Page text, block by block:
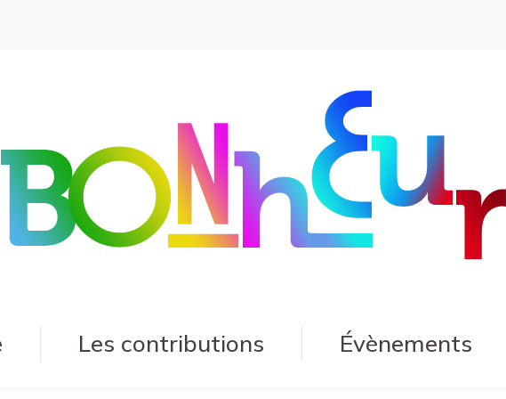
Les contributions Évènements